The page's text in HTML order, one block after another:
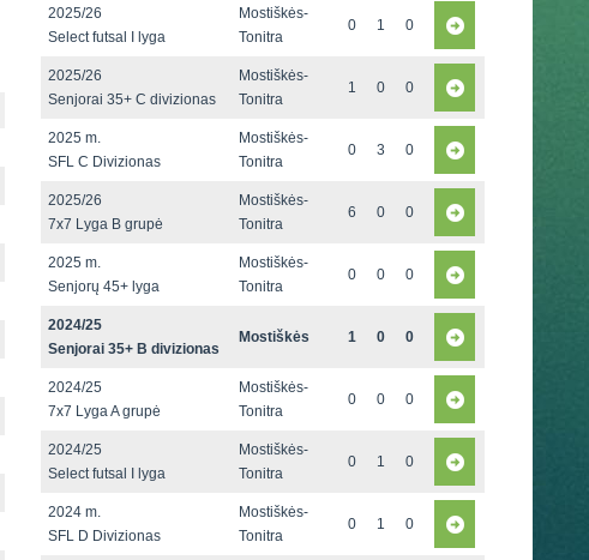
2025/26
Select futsal I lyga
Mostiškės-
Tonitra
0 1 0
2025/26
Senjorai 35+ C divizionas
Mostiškės-
Tonitra
1 0 0
2025 m.
SFL C Divizionas
Mostiškės-
Tonitra
0 3 0
2025/26
7x7 Lyga B grupė
Mostiškės-
Tonitra
6 0 0
2025 m.
Senjorų 45+ lyga
Mostiškės-
Tonitra
0 0 0
2024/25
Senjorai 35+ B divizionas
Mostiškės 1 0 0
2024/25
7x7 Lyga A grupė
Mostiškės-
Tonitra
0 0 0
2024/25
Select futsal I lyga
Mostiškės-
Tonitra
0 1 0
2024 m.
SFL D Divizionas
Mostiškės-
Tonitra
0 1 0